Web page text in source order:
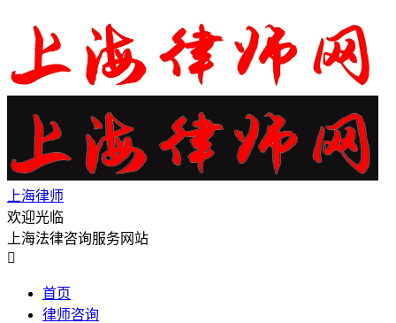
上海律师
欢迎光临
上海法律咨询服务网站

首页
律师咨询